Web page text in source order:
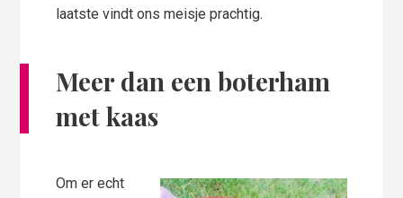
laatste vindt ons meisje prachtig.
Meer dan een boterham
met kaas
Om er echt